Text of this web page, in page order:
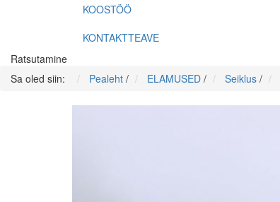
KOOSTÖÖ
KONTAKTTEAVE
Ratsutamine
Sa oled siin:
Pealeht / ELAMUSED / Seiklus /